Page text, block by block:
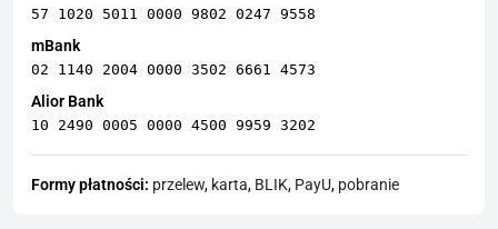
57 1020 5011 0000 9802 0247 9558
mBank
02 1140 2004 0000 3502 6661 4573
Alior Bank
10 2490 0005 0000 4500 9959 3202
Formy płatności: przelew, karta, BLIK, PayU, pobranie